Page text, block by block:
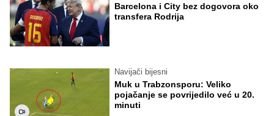
Barcelona i City bez dogovora oko
transfera Rodrija
Navijači bijesni
Muk u Trabzonsporu: Veliko
pojačanje se povrijedilo već u 20.
minuti